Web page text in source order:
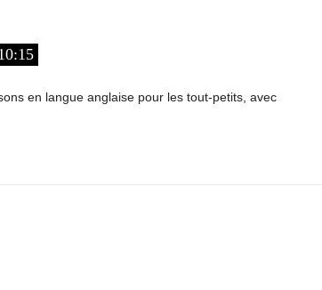
en langue anglaise pour les tout-petits, avec